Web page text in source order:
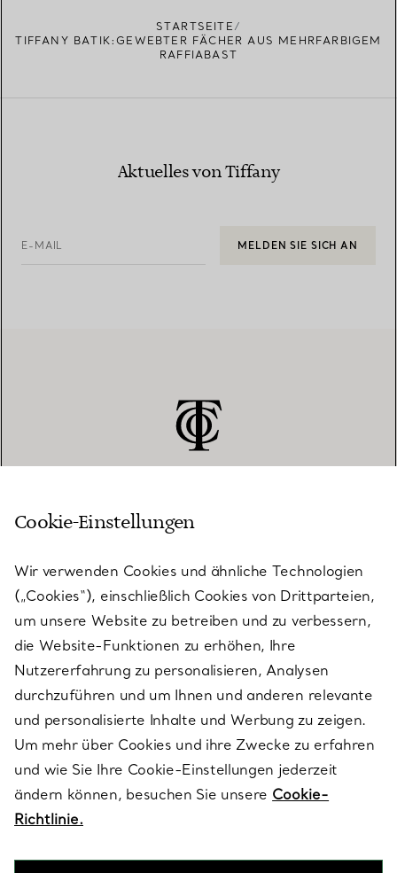
STARTSEITE
TIFFANY BATIK:GEWEBTER FÄCHER AUS MEHRFARBIGEM
RAFFIABAST
Aktuelles von Tiffany
E-MAIL MELDEN SIE SICH AN
KUNDENSERVICE
SERVICES
ÜBER TIFFANY & CO.
RECHTLICHE HINWEISE
FOLGEN SIE UNS
Cookie-Einstellungen
Wir verwenden Cookies und ähnliche Technologien
(„Cookies“), einschließlich Cookies von Drittparteien,
um unsere Website zu betreiben und zu verbessern,
die Website-Funktionen zu erhöhen, Ihre
Nutzererfahrung zu personalisieren, Analysen
durchzuführen und um Ihnen und anderen relevante
und personalisierte Inhalte und Werbung zu zeigen.
Um mehr über Cookies und ihre Zwecke zu erfahren
und wie Sie Ihre Cookie-Einstellungen jederzeit
ändern können, besuchen Sie unsere Cookie-
Richtlinie.